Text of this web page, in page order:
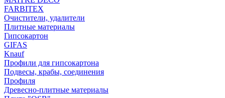
FARBITEX
Очистители, удалители
Плитные материалы
Гипсокартон
GIFAS
Knauf
Профили для гипсокартона
Подвесы, крабы, соединения
Профиля
Древесно-плитные материалы